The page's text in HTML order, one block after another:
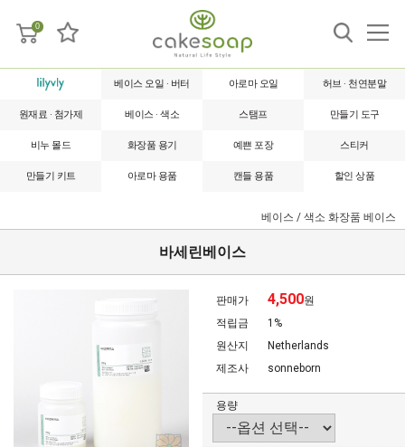
0
베이스 오일 · 버터 아로마 오일 허브 · 천연분말
원재료 · 첨가제 베이스 · 색소 스탬프 만들기 도구
비누 몰드 화장품 용기 예쁜 포장 스티커
만들기 키트 아로마 용품 캔들 용품 할인 상품
베이스 / 색소 화장품 베이스
바세린베이스
판매가 4,500원
적립금
1%
원산지
Netherlands
제조사
sonneborn
용량